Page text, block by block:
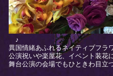
♪
異国情緒あふれるネイティブフラ
公演祝いや楽屋花、イベント装花
舞台公演の会場でもひときわ目立